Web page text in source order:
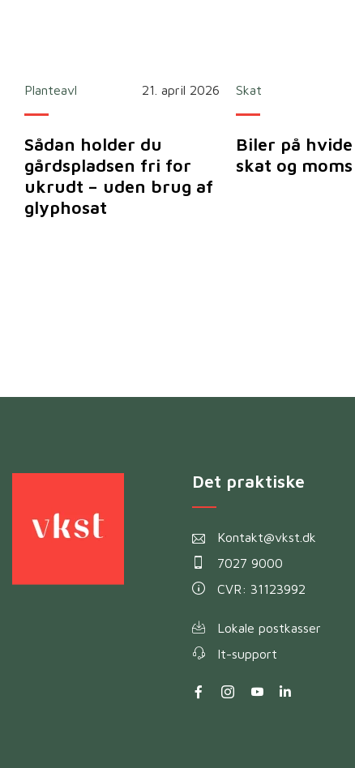
Planteavl 21. april 2026
Sådan holder du
gårdspladsen fri for
ukrudt – uden brug af
glyphosat
Skat
Biler på
skat og moms
Det praktiske
Kontakt@vkst.dk
7027 9000
CVR: 31123992
Lokale postkasser
It-support